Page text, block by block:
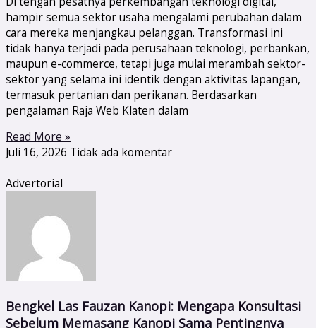
hampir semua sektor usaha mengalami perubahan dalam
cara mereka menjangkau pelanggan. Transformasi ini
tidak hanya terjadi pada perusahaan teknologi, perbankan,
maupun e-commerce, tetapi juga mulai merambah sektor-
sektor yang selama ini identik dengan aktivitas lapangan,
termasuk pertanian dan perikanan. Berdasarkan
pengalaman Raja Web Klaten dalam
Read More »
Juli 16, 2026 Tidak ada komentar
Advertorial
Bengkel Las Fauzan Kanopi: Mengapa Konsultasi
Sebelum Memasang Kanopi Sama Pentingnya